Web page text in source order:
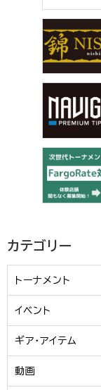
カテゴリー
トーナメント
イベント
ギア・アイテム
動画